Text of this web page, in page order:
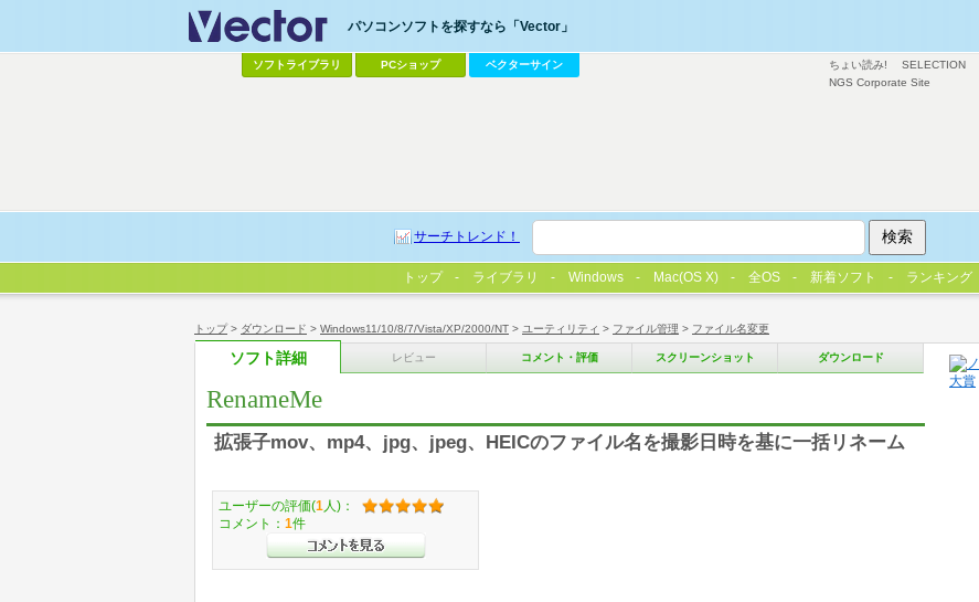
トップ> ダウンロード > Windows11/10/8/7/Vista/XP/2000/NT > ユーティリティ > ファイル管理 > ファイル名変更
ソフト詳細 レビュー コメント・評価 スクリーンショット ダウンロード
RenameMe
拡張子mov、mp4、jpg、jpeg、HEICのファイル名を撮影日時を基に一括リネーム
ユーザーの評価(1 人)：
コメント： 1件
ちょい読み! SELECTION
NGS Corporate Site
パソコンソフトを探すなら「Vector」
ソフトライブラリ PCショップ ベクターサイン
サーチトレンド！
トップ ライブラリ Windows Mac(OS X) 全OS 新着ソフト ランキング